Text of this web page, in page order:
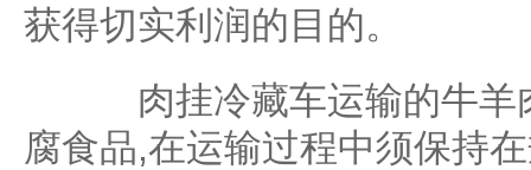
获得切实利润的目的。
肉挂冷藏车运输的牛羊
腐食品,在运输过程中须保持